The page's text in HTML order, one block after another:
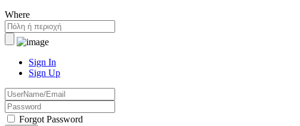
Where
Sign In
Sign Up
Forgot Password